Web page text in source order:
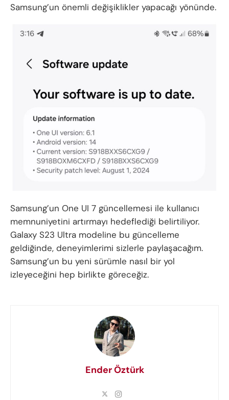
Samsung’un önemli değişiklikler yapacağı yönünde.
Samsung’un One UI 7 güncellemesi ile kullanıcı
memnuniyetini artırmayı hedeflediği belirtiliyor.
Galaxy S23 Ultra modeline bu güncelleme
geldiğinde, deneyimlerimi sizlerle paylaşacağım.
Samsung’un bu yeni sürümle nasıl bir yol
izleyeceğini hep birlikte göreceğiz.
Ender Öztürk